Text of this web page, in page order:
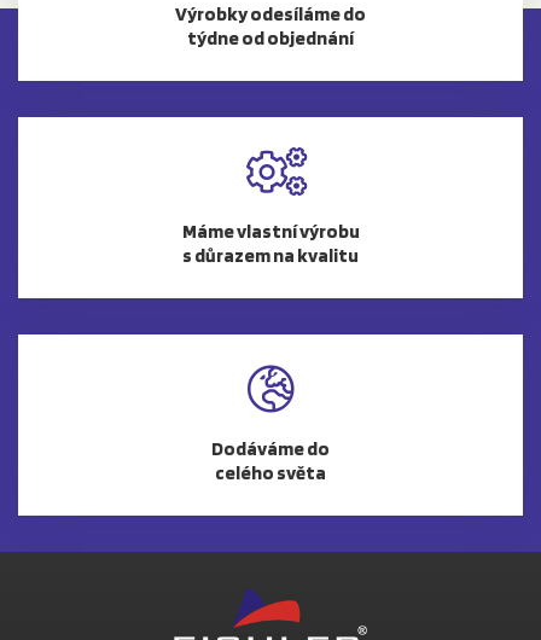
Výrobky odesíláme do
týdne od objednání
Máme vlastní výrobu
s důrazem na kvalitu
Dodáváme do
celého světa